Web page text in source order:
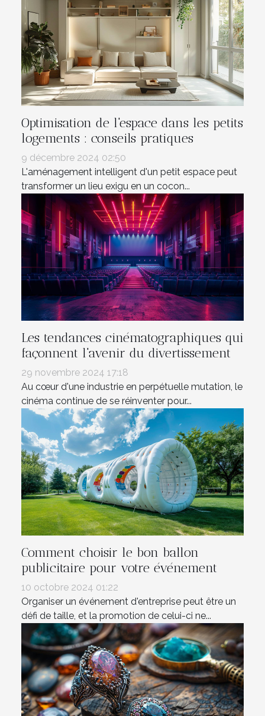
Optimisation de l'espace dans les petits
logements : conseils pratiques
9 décembre 2024 02:50
L'aménagement intelligent d'un petit espace peut
transformer un lieu exigu en un cocon...
Les tendances cinématographiques qui
façonnent l'avenir du divertissement
29 novembre 2024 17:18
Au cœur d'une industrie en perpétuelle mutation, le
cinéma continue de se réinventer pour...
Comment choisir le bon ballon
publicitaire pour votre événement
10 octobre 2024 01:22
Organiser un événement d'entreprise peut être un
défi de taille, et la promotion de celui-ci ne...